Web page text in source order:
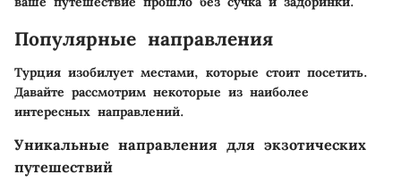
Популярные направления
Турция изобилует местами, которые стоит посетить.
Давайте рассмотрим некоторые из наиболее
интересных направлений.
Уникальные направления для экзотических
путешествий